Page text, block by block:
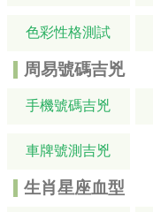
色彩性格測試
周易號碼吉兇
手機號碼吉兇
車牌號測吉兇
生肖星座血型